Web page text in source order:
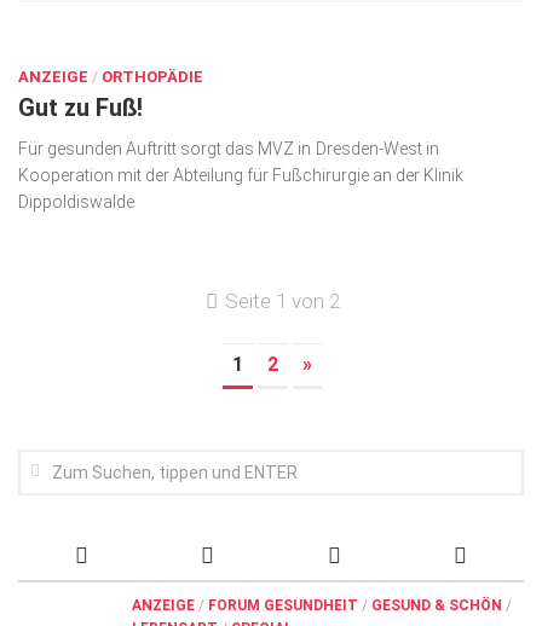
ANZEIGE / ORTHOPÄDIE
Gut zu Fuß!
Für gesunden Auftritt sorgt das MVZ in Dresden-West in
Kooperation mit der Abteilung für Fußchirurgie an der Klinik
Dippoldiswalde
Seite 1 von 2
1 2 »
ANZEIGE / FORUM GESUNDHEIT / GESUND & SCHÖN /